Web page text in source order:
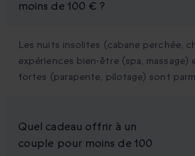
moins de 100 € ?
Les nuits insolites (cabane perchée,
expériences bien-être (spa, massage)
fortes (parapente, pilotage) sont
Quel cadeau offrir à un
couple pour moins de 100